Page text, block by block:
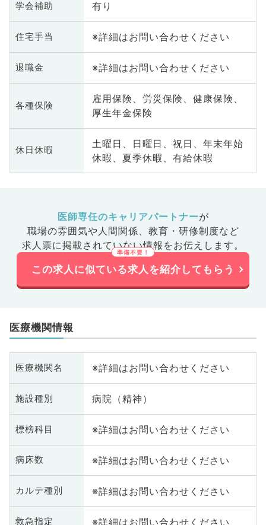
学会補助 有り
住宅手当 ※詳細はお問い合わせください
退職金 ※詳細はお問い合わせください
各種保険
雇用保険、労災保険、健康保険、
厚生年金保険
休日休暇
土曜日、日曜日、祝日、年末年始
休暇、夏季休暇、有給休暇
医師専任のキャリアパートナーが
職場の雰囲気や人間関係、 教育・研修制度など
求人票に掲載されていない情報をお伝えします。
この求人に似ている求人を紹介してもらう
医療機関情報
医療機関名 ※詳細はお問い合わせください
施設種別 病院（精神）
標榜科目 ※詳細はお問い合わせください
病床数 ※詳細はお問い合わせください
カルテ種別 ※詳細はお問い合わせください
救急指定 ※詳細はお問い合わせください